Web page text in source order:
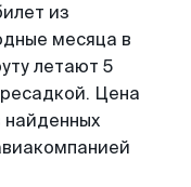
из
месяца в
летают 5
Цена
найденных